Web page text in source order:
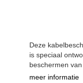
Deze
is speciaal
beschermen
meer informatie